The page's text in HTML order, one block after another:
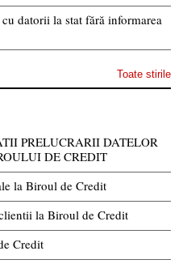
datorii la stat fără informarea
Toate stirile
PRELUCRARII DATELOR
DE CREDIT
la Biroul de Credit
la Biroul de Credit
Credit